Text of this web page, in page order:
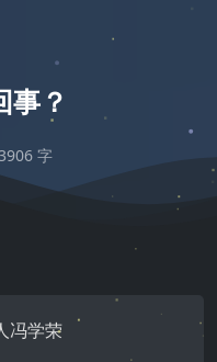
事？
字
冯学荣